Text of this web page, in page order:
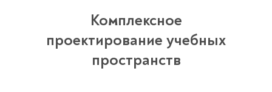
Комплексное
проектирование учебных
пространств